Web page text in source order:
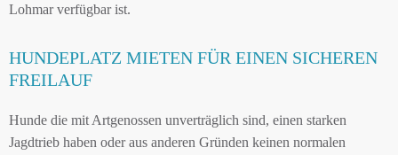
Lohmar verfügbar ist.
HUNDEPLATZ MIETEN FÜR EINEN SICHEREN
FREILAUF
Hunde die mit Artgenossen unverträglich sind, einen starken
Jagdtrieb haben oder aus anderen Gründen keinen normalen